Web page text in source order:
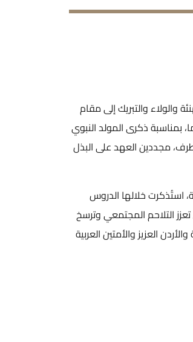
والولاء والتبريك إلى مقام
بمناسبة ذكرى المولد النبوي
مجددين العهد على البذل
استُذكرت خلالها الدروس
التلاحم المجتمعي وترسخ
العزيز والأمتين العربية